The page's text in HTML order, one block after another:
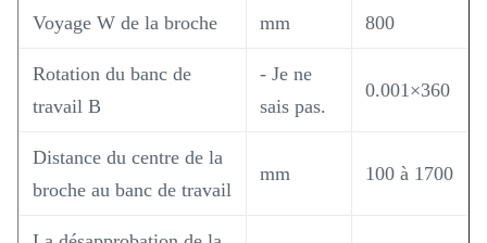
Voyage W de la broche mm 800
Rotation du banc de
travail B
- Je ne
sais pas.
0.001×360
Distance du centre de la
broche au banc de travail
mm 100 à 1700